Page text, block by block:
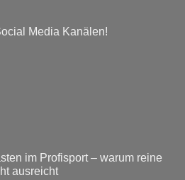
Media Kanälen!
im Profisport – warum reine
ausreicht